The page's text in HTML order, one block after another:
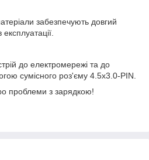
забезпечують довгий
до електромережі та до
сумісного роз'єму 4.5х3.0-PIN.
проблеми з зарядкою!